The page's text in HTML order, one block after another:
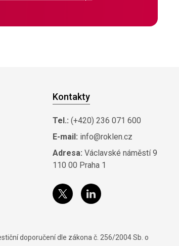
Kontakty
Tel.: (+420) 236 071 600
E-mail: info@roklen.cz
Adresa: Václavské náměstí 9
110 00 Praha 1
doporučení dle zákona č. 256/2004 Sb. o